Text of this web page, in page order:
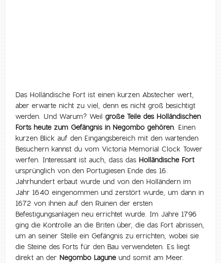
Das Holländische Fort ist einen kurzen Abstecher wert,
aber erwarte nicht zu viel, denn es nicht groß besichtigt
werden. Und Warum? Weilgroße Teile des Holländischen
Forts heute zum Gefängnis in Negombo gehören. Einen
kurzen Blick auf den Eingangsbereich mit den wartenden
Besuchern kannst du vom Victoria Memorial Clock Tower
werfen. Interessant ist auch, dass das Holländische Fort
ursprünglich von den Portugiesen Ende des 16.
Jahrhundert erbaut wurde und von den Holländern im
Jahr 1640 eingenommen und zerstört wurde, um dann in
1672 von ihnen auf den Ruinen der ersten
Befestigungsanlagen neu errichtet wurde. Im Jahre 1796
ging die Kontrolle an die Briten über, die das Fort abrissen,
um an seiner Stelle ein Gefängnis zu errichten, wobei sie
die Steine des Forts für den Bau verwendeten. Es liegt
direkt an der Negombo Laguneund somit am Meer.